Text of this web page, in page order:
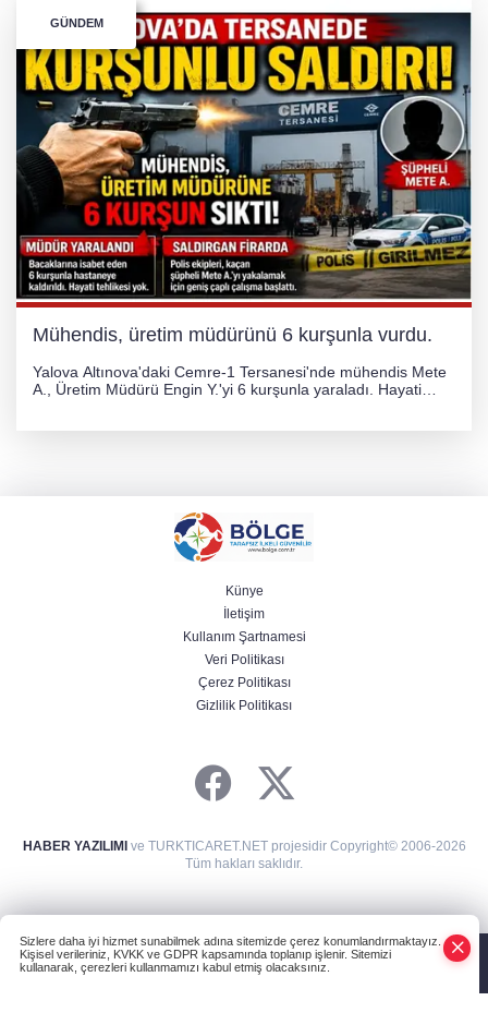
GÜNDEM
Mühendis, üretim müdürünü 6 kurşunla vurdu.
Yalova Altınova'daki Cemre-1 Tersanesi'nde mühendis Mete
A., Üretim Müdürü Engin Y.'yi 6 kurşunla yaraladı. Hayati
Künye
İletişim
Kullanım Şartnamesi
Veri Politikası
Çerez Politikası
Gizlilik Politikası
HABER YAZILIMIve TURKTICARET.NET projesidir Copyright© 2006-2026
Tüm hakları saklıdır.
Sizlere daha iyi hizmet sunabilmek adına sitemizde çerez konumlandırmaktayız.
Kişisel verileriniz, KVKK ve GDPR kapsamında toplanıp işlenir. Sitemizi
kullanarak, çerezleri kullanmamızı kabul etmiş olacaksınız.